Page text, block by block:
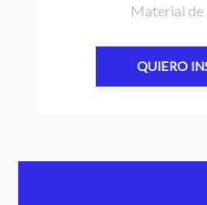
Material de
QUIERO